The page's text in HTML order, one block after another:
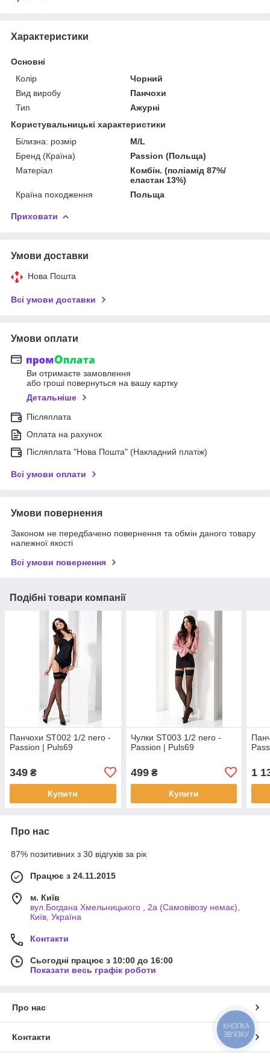
Характеристики
Основні
Колір
Чорний
Вид виробу
Панчохи
Тип
Ажурні
Користувальницькі характеристики
Білизна: розмір
M/L
Бренд (Країна)
Passion (Польща)
Матеріал
Комбін. (поліамід 87%/
еластан 13%)
Країна походження
Польща
Приховати
Умови доставки
Нова Пошта
Всі умови доставки
Умови оплати
Ви отримаєте замовлення
або гроші повернуться на вашу картку
Детальніше
Післяплата
Оплата на рахунок
Післяплата "Нова Пошта" (Накладний платіж)
Всі умови оплати
Умови повернення
Законом не передбачено повернення та обмін даного товару
належної якості
Всі умови повернення
Подібні товари компанії
Панчохи ST002 1/2 nero -
Passion | Puls69
349 ₴
Купити
Чулки ST003 1/2 nero -
Passion | Puls69
499₴
Купити
1
Про нас
87% позитивних з 30 відгуків за рік
Працює з 24.11.2015
м. Київ
вул.Богдана Хмельницького , 2а (Самовівозу немає),
Київ, Україна
Контакти
Сьогодні працює з 10:00 до 16:00
Показати весь графік роботи
Про нас
Контакти
КНОПКА
ЗВ'ЯЗКУ